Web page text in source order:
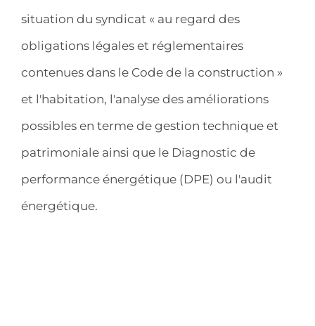
situation du syndicat « au regard des
obligations légales et réglementaires
contenues dans le Code de la construction »
et l'habitation, l'analyse des améliorations
possibles en terme de gestion technique et
patrimoniale ainsi que le Diagnostic de
performance énergétique (DPE) ou l'audit
énergétique.